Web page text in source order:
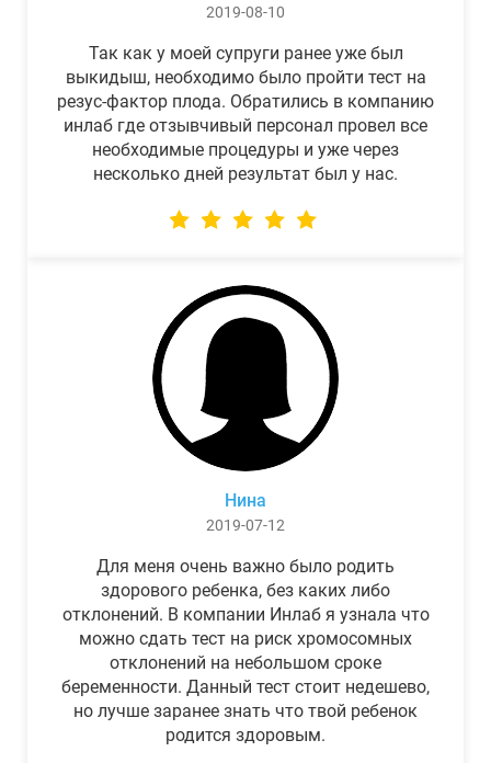
2019-08-10
Так как у моей супруги ранее уже был
выкидыш, необходимо было пройти тест на
резус-фактор плода. Обратились в компанию
инлаб где отзывчивый персонал провел все
необходимые процедуры и уже через
несколько дней результат был у нас.
Нина
2019-07-12
Для меня очень важно было родить
здорового ребенка, без каких либо
отклонений. В компании Инлаб я узнала что
можно сдать тест на риск хромосомных
отклонений на небольшом сроке
беременности. Данный тест стоит недешево,
но лучше заранее знать что твой ребенок
родится здоровым.